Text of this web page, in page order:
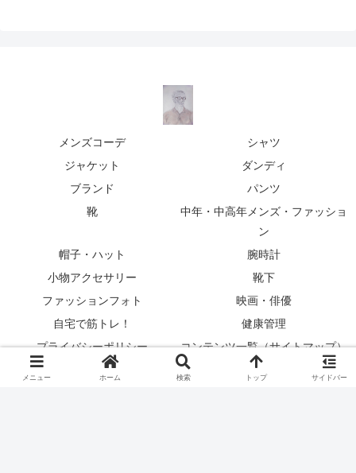
メンズコーデ
シャツ
ジャケット
ダンディ
ブランド
パンツ
靴
中年・中高年メンズ・ファッショ
ン
帽子・ハット
腕時計
小物アクセサリー
靴下
ファッションフォト
映画・俳優
自宅で筋トレ！
健康管理
プライバシーポリシー
コンテンツ一覧（サイトマップ）
執筆者プロフィール
メニュー ホーム 検索 トップ サイドバー